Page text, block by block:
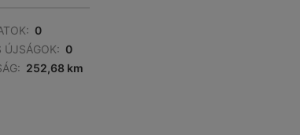
0
ÚJSÁGOK: 0
252,68 km